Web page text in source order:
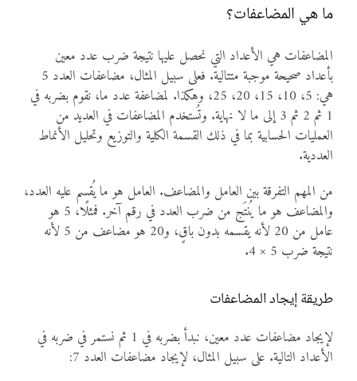
ما هي المضاعفات؟
المضاعفات هي الأعداد التي نحصل عليها نتيجة ضرب عدد معين
بأعداد صحيحة موجبة متتالية. فعلى سبيل المثال، مضاعفات العدد 5
هي: 5، 10، 15، 20، 25، وهكذا. لمضاعفة عدد ما، نقوم بضربه في
1 ثم 2 ثم 3 إلى ما لا نهاية. وتُستخدم المضاعفات في العديد من
العمليات الحسابية بما في ذلك القسمة الكلية والتوزيع وتحليل الأنماط
العددية.
من المهم التفرقة بين العامل والمضاعف. العامل هو ما يُقسم عليه العدد،
والمضاعف هو ما يُنتَج من ضرب العدد في رقم آخر. فمثلًا، 5 هو
عامل من 20 لأنه يقسمه بدون باقٍ، و20 هو مضاعف من 5 لأنه
نتيجة ضرب 5 × 4.
طريقة إيجاد المضاعفات
لإيجاد مضاعفات عدد معين، نبدأ بضربه في 1 ثم نستمر في ضربه في
الأعداد التالية. على سبيل المثال، لإيجاد مضاعفات العدد 7: